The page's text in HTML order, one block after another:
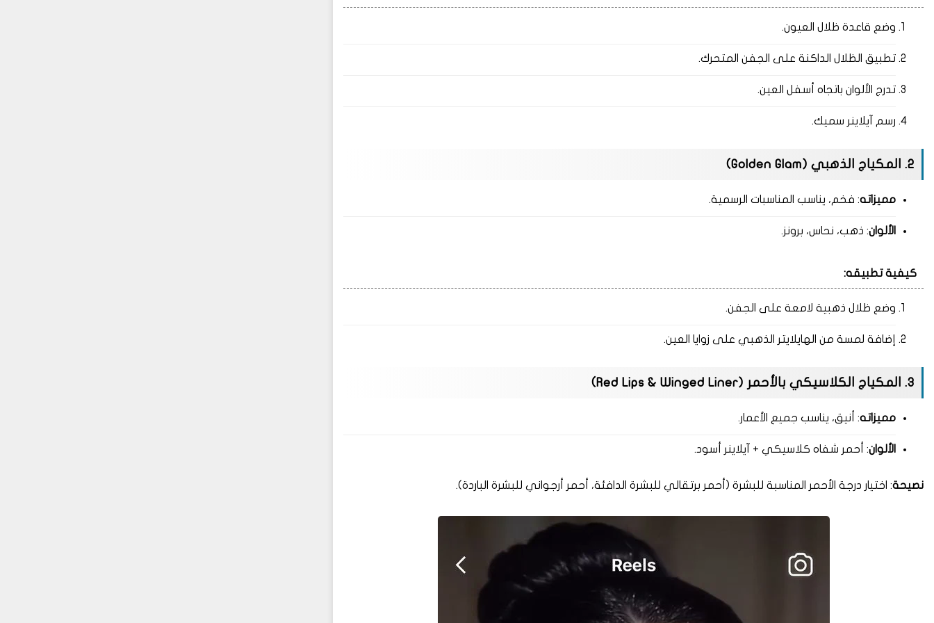
وضع قاعدة ظلال العيون.
تطبيق الظلال الداكنة على الجفن المتحرك.
تدرج الألوان باتجاه أسفل العين.
رسم آيلاينر سميك.
2. المكياج الذهبي (Golden Glam)
مميزاته: فخم، يناسب المناسبات الرسمية.
الألوان: ذهب، نحاس، برونز.
كيفية تطبيقه:
وضع ظلال ذهبية لامعة على الجفن.
إضافة لمسة من الهايلايتر الذهبي على زوايا العين.
3. المكياج الكلاسيكي بالأحمر (Red Lips & Winged Liner)
مميزاته: أنيق، يناسب جميع الأعمار.
الألوان: أحمر شفاه كلاسيكي + آيلاينر أسود.
نصيحة: اختيار درجة الأحمر المناسبة للبشرة (أحمر برتقالي للبشرة الدافئة، أحمر أرجواني للبشرة الباردة).